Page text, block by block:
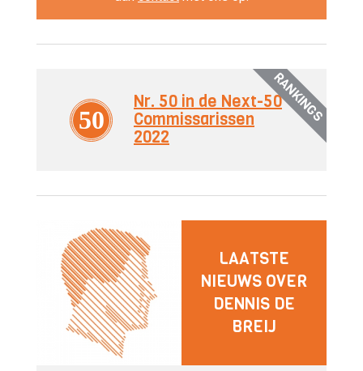
RANKINGS
50
Nr. 50 in de Next-50
Commissarissen
2022
LAATSTE
NIEUWS OVER
DENNIS DE
BREIJ